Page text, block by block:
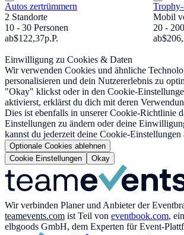
Autos zertrümmern
2 Standorte
10 - 30 Personen
ab$122,37p.P.
Mobil
20 -
ab
Einwilligung zu Cookies & Daten
Wir verwenden Cookies und ähnliche
personalisieren und dein Nutzererlebnis zu
"Okay" klickst oder in den Cookie-
aktivierst, erklärst du dich mit deren
Dies ist ebenfalls in unserer Cookie-Richtlinie
Einstellungen zu ändern oder deine
kannst du jederzeit deine Cookie-Einstellungen
Optionale Cookies ablehnen
Cookie Einstellungen
Okay
Wir verbinden Planer und Anbieter der
teamevents.com ist Teil von eventbook.com,
elbgoods GmbH, dem Experten für Event-